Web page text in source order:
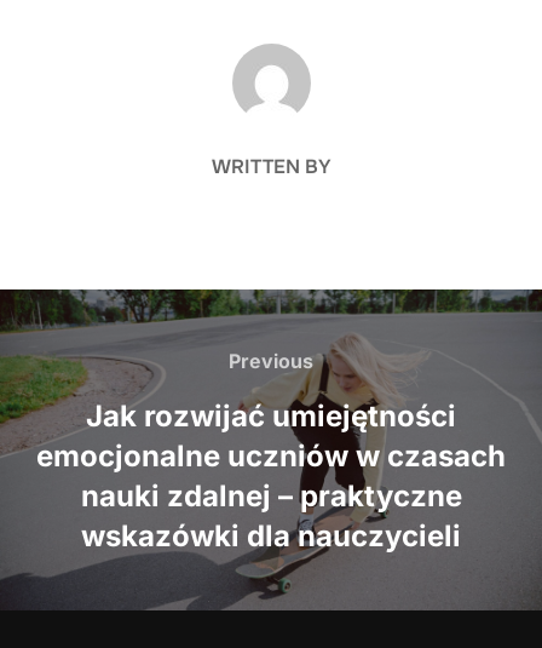
POST AUTHOR
WRITTEN BY
Nawigacja
wpisu
Previous
Previous
Jak rozwijać umiejętności
emocjonalne uczniów w czasach
nauki zdalnej – praktyczne
wskazówki dla nauczycieli